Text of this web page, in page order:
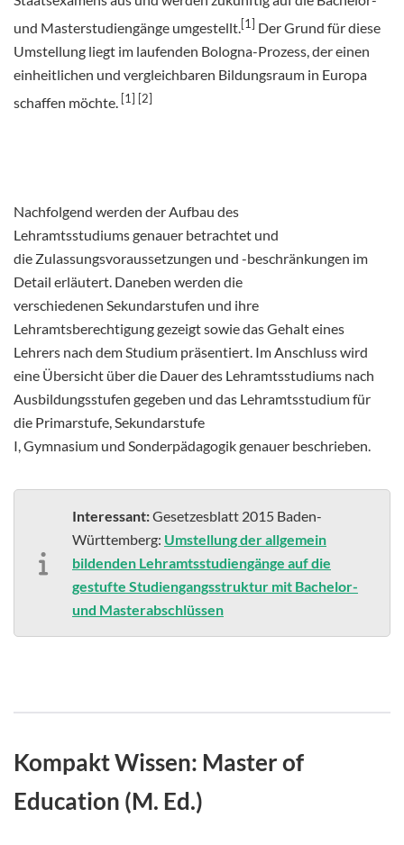
und Masterstudiengänge umgestellt.[1] Der Grund für diese
Umstellung liegt im laufenden Bologna-Prozess, der einen
einheitlichen und vergleichbaren Bildungsraum in Europa
schaffen möchte. [1] [2]
Nachfolgend werden der Aufbau des
Lehramtsstudiums genauer betrachtet und
die Zulassungsvoraussetzungen und -beschränkungen im
Detail erläutert. Daneben werden die
verschiedenen Sekundarstufen und ihre
Lehramtsberechtigung gezeigt sowie das Gehalt eines
Lehrers nach dem Studium präsentiert. Im Anschluss wird
eine Übersicht über die Dauer des Lehramtsstudiums nach
Ausbildungsstufen gegeben und das Lehramtsstudium für
die Primarstufe, Sekundarstufe
I, Gymnasium und Sonderpädagogik genauer beschrieben.
Interessant:Gesetzesblatt 2015 Baden-
Württemberg: Umstellung der allgemein
bildenden Lehramtsstudiengänge auf die
gestufte Studiengangsstruktur mit Bachelor-
und Masterabschlüssen
Kompakt Wissen: Master of
Education (M. Ed.)